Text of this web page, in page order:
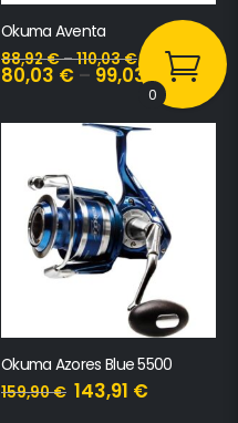
Okuma Aventa
88,92€–110,03€
80,03 € – 99,03€
Okuma Azores Blue 5500
159,90€ 143,91 €
0